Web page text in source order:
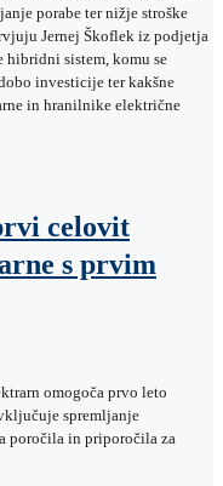
porabe ter nižje stroške
Jernej Škoflek iz podjetja
hibridni sistem, komu se
investicije ter kakšne
in hranilnike električne
celovit
s prvim
omogoča prvo leto
spremljanje
poročila in priporočila za